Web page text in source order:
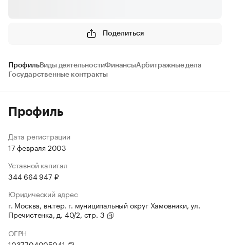
Поделиться
ПрофильВиды деятельностиФинансыАрбитражные дела
Государственные контракты
Профиль
Дата регистрации
17 февраля 2003
Уставной капитал
344 664 947 ₽
Юридический адрес
г. Москва, вн.тер. г. муниципальный округ Хамовники, ул.
Пречистенка, д. 40/2, стр. 3
ОГРН